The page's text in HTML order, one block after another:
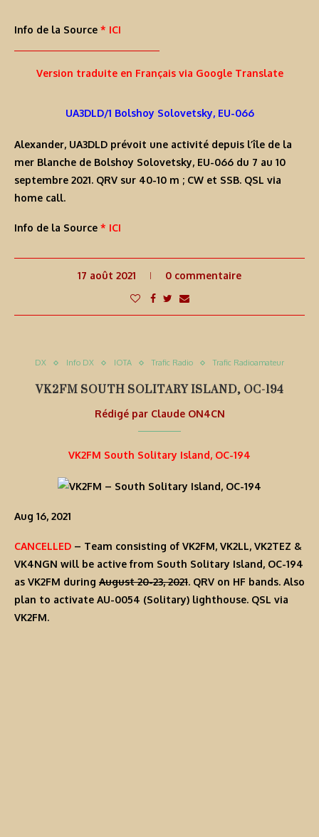
Info de la Source * ICI
Version traduite en Français via Google Translate
UA3DLD/1 Bolshoy Solovetsky, EU-066
Alexander, UA3DLD prévoit une activité depuis l’île de la
mer Blanche de Bolshoy Solovetsky, EU-066 du 7 au 10
septembre 2021. QRV sur 40-10 m ; CW et SSB. QSL via
home call.
Info de la Source * ICI
17 août 2021 0 commentaire
DX Info DX IOTA Trafic Radio Trafic Radioamateur
VK2FM SOUTH SOLITARY ISLAND, OC-194
Rédigé par Claude ON4CN
VK2FM South Solitary Island, OC-194
Aug 16, 2021
CANCELLED – Team consisting of VK2FM, VK2LL, VK2TEZ &
VK4NGN will be active from South Solitary Island, OC-194
as VK2FM during August 20-23, 2021. QRV on HF bands. Also
plan to activate AU-0054 (Solitary) lighthouse. QSL via
VK2FM.